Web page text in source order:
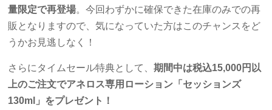
量限定で再登場。今回わずかに確保できた在庫のみでの再
販となりますので、気になっていた方はこのチャンスをど
うかお見逃しなく！
さらにタイムセール特典として、期間中は税込15,000円以
上のご注文でアネロス専用ローション「セッションズ
130ml」をプレゼント！